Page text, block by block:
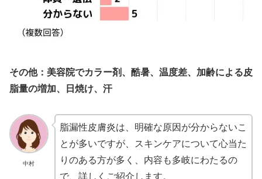
その他：美容院でカラー剤、酷暑、温度差、加齢による皮
脂量の増加、日焼け、汗
中村
脂漏性皮膚炎は、明確な原因が分からないこ
とが多いですが、スキンケアについて心当た
りのある方が多く、内容も多岐にわたるの
で、詳しくご紹介します。